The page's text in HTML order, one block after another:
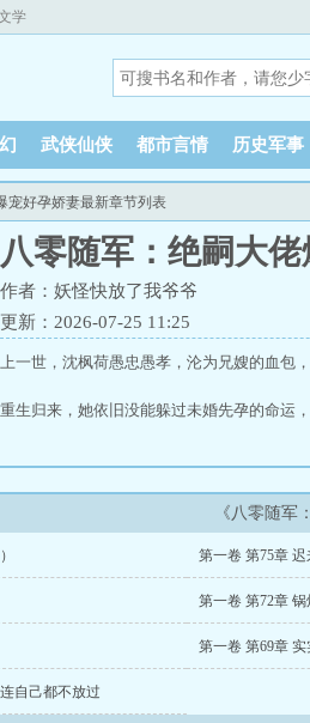
学
武侠仙侠 都市言情 历史军事
宠好孕娇妻最新章节列表
八零随军：绝嗣大
作者：妖怪快放了我爷爷
更新：2026-07-25 11:25
上一世，沈枫荷愚忠愚孝，沦为兄嫂的血包，
重生归来，她依旧没能躲过未婚先孕的命运
沈枫荷果断再加一条，约法三章，揣着孕肚
婚后，叶峥廷出于责任，对沈枫荷默默守护
可看着她始终淡漠疏离，他的心渐渐失守。
当所有真相被揭开，叶峥廷肠子悔得青，
高冷军官的追妻之路如撞南墙，撞不破，大炮
《八零随军
第一卷 第75章
第一卷 第72章
第一卷 第69章
自己都不放过